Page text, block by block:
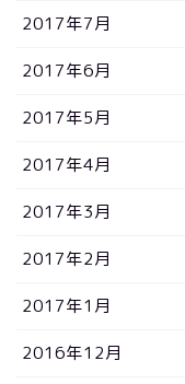
2017年7月
2017年6月
2017年5月
2017年4月
2017年3月
2017年2月
2017年1月
2016年12月